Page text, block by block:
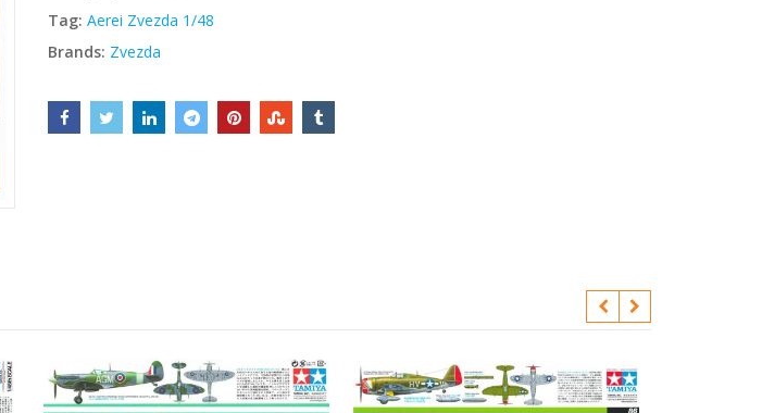
Tag: Aerei Zvezda 1/48
Brands: Zvezda